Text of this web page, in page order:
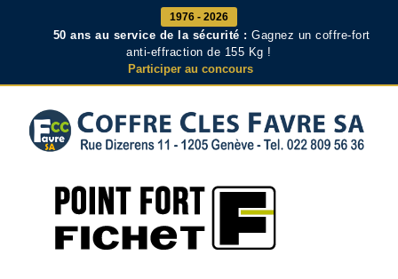
1976 - 2026
50 ans au service de la sécurité : Gagnez un coffre-fort
anti-effraction de 155 Kg !
Participer au concours